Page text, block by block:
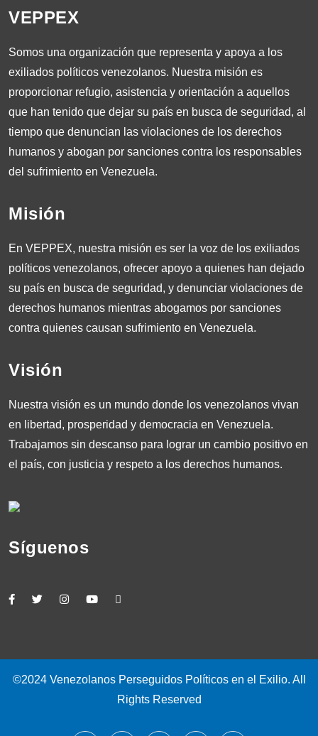
VEPPEX
Somos una organización que representa y apoya a los
exiliados políticos venezolanos. Nuestra misión es
proporcionar refugio, asistencia y orientación a aquellos
que han tenido que dejar su país en busca de seguridad, al
tiempo que denuncian las violaciones de los derechos
humanos y abogan por sanciones contra los responsables
del sufrimiento en Venezuela.
Misión
En VEPPEX, nuestra misión es ser la voz de los exiliados
políticos venezolanos, ofrecer apoyo a quienes han dejado
su país en busca de seguridad, y denunciar violaciones de
derechos humanos mientras abogamos por sanciones
contra quienes causan sufrimiento en Venezuela.
Visión
Nuestra visión es un mundo donde los venezolanos vivan
en libertad, prosperidad y democracia en Venezuela.
Trabajamos sin descanso para lograr un cambio positivo en
el país, con justicia y respeto a los derechos humanos.
Síguenos
©2024 Venezolanos Perseguidos Políticos en el Exilio. All
Rights Reserved